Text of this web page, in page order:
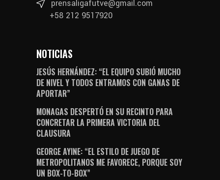
prensaligafutve@gmail.com
+58 212 9517920
NOTICIAS
JESÚS HERNÁNDEZ: “EL EQUIPO SUBIÓ MUCHO
DE NIVEL Y TODOS ENTRAMOS CON GANAS DE
APORTAR”
MONAGAS DESPERTÓ EN SU RECINTO PARA
CONCRETAR LA PRIMERA VICTORIA DEL
CLAUSURA
GEORGE AYINE: “EL ESTILO DE JUEGO DE
METROPOLITANOS ME FAVORECE, PORQUE SOY
UN BOX-TO-BOX”